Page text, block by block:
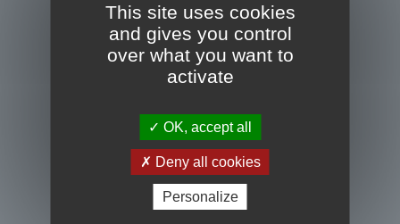
Nous contacter
This site uses cookies
and gives you control
over what you want to
activate
OK, accept all
Deny all cookies
Personalize